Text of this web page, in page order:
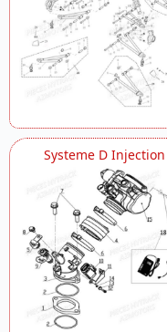
Systeme D Injection